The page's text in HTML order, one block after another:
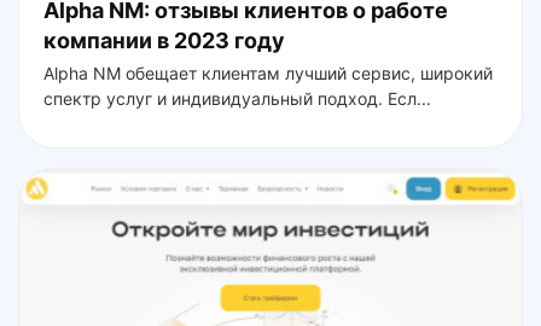
Alpha NM: отзывы клиентов о работе
компании в 2023 году
Alpha NM обещает клиентам лучший сервис, широкий
спектр услуг и индивидуальный подход. Есл...